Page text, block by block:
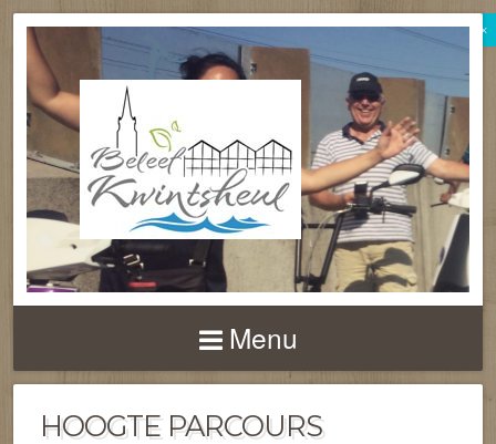
BELEEF
KWINTSHEUL
Menu
HOOGTE PARCOURS
×